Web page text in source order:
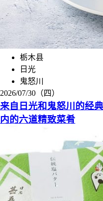
栃木县
日光
鬼怒川
2026/07/30（四）
来自日光和鬼怒川的经
内的六道精致菜肴